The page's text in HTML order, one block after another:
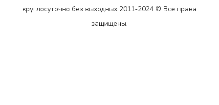
круглосуточно без выходных 2011-2024 © Все права
защищены.